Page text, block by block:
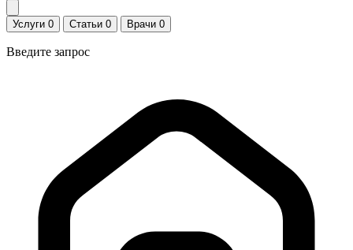
Услуги 0 Статьи 0 Врачи 0
Введите запрос